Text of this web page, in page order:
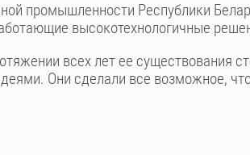
промышленности Республики
высокотехнологичные
всех лет ее существования
Они сделали все возможное,